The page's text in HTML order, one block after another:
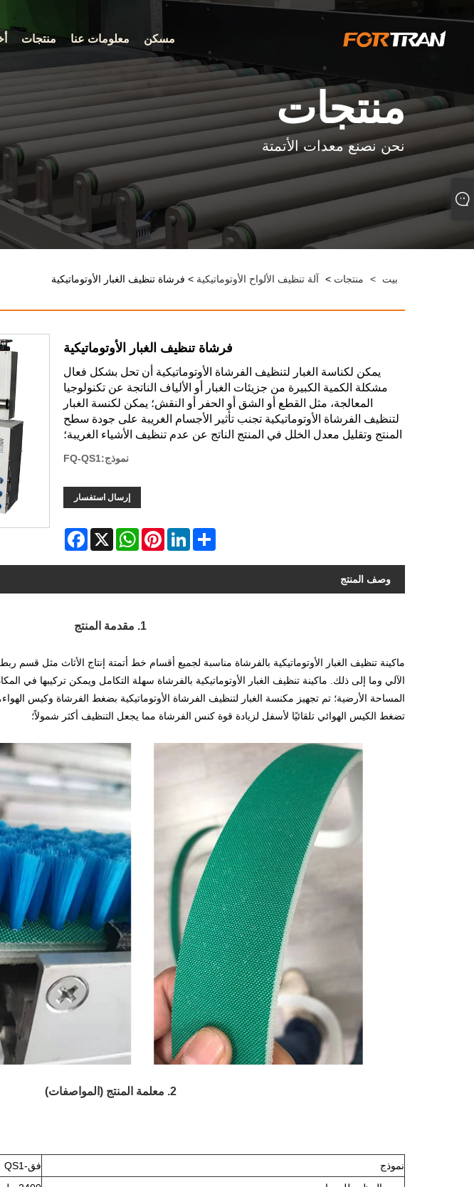
مسكن معلومات عنا منتجات
منتجات
نحن نصنع معدات الأتمتة
بيت > منتجات > آلة تنظيف الألواح الأوتوماتيكية > فرشاة تنظيف الغبار الأوتوماتيكية
فرشاة تنظيف الغبار الأوتوماتيكية
يمكن لكناسة الغبار لتنظيف الفرشاة الأوتوماتيكية أن تحل بشكل فعال
مشكلة الكمية الكبيرة من جزيئات الغبار أو الألياف الناتجة عن تكنولوجيا
المعالجة، مثل القطع أو الشق أو الحفر أو النقش؛ يمكن لكنسة الغبار
لتنظيف الفرشاة الأوتوماتيكية تجنب تأثير الأجسام الغريبة على جودة سطح
المنتج وتقليل معدل الخلل في المنتج الناتج عن عدم تنظيف الأشياء الغريبة؛
نموذج:FQ-QS1
إرسال استفسار
Facebook X
WhatsAppPinterestLinkedInShare
وصف المنتج
1. مقدمة المنتج
ماكينة تنظيف الغبار الأوتوماتيكية بالفرشاة مناسبة لجميع أقسام خط أتمتة إنتاج الأثاث مثل
الآلي وما إلى ذلك. ماكينة تنظيف الغبار الأوتوماتيكية بالفرشاة سهلة التكامل ويمكن تركيبها في
المساحة الأرضية؛ تم تجهيز مكنسة الغبار لتنظيف الفرشاة الأوتوماتيكية بضغط الفرشاة وكيس
تضغط الكيس الهوائي تلقائيًا لأسفل لزيادة قوة كنس الفرشاة مما يجعل التنظيف أكثر شمولاً؛
2. معلمة المنتج (المواصفات)
نموذج
فق-QS1